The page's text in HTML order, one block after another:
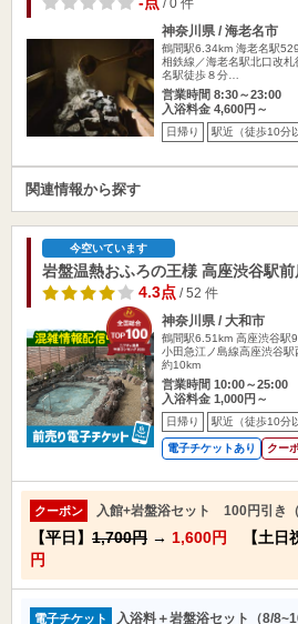
神奈川県 / 海老名市
鶴間駅6.34km 海老名駅
相鉄線／海老名駅北口改
名駅徒歩８分…
営業時間 8:30～23:00
入浴料金 4,600円～
日帰り 駅近（徒歩10分
関連情報から探す
今空いています
岩盤温熱おふろの王様 高座渋谷駅前
4.3点/ 52 件
神奈川県 / 大和市
鶴間駅6.51km 高座渋谷駅
小田急江ノ島線高座渋谷
約10km
営業時間 10:00～25:00
入浴料金 1,000円～
日帰り 駅近（徒歩10分
電子チケットあり クー
クーポン 入館+岩盤浴セット 100円引き（
【平日】 1,700円 → 1,600円 【土日
円
電子チケット 入浴料＋岩盤浴セット（8/